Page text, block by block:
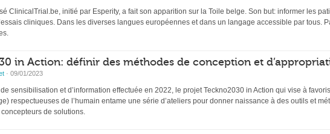
ClinicalTrial.be, initié par Esperity, a fait son apparition sur la Toile belge. Son but: informer les
cliniques. Dans les diverses langues européennes et dans un langage accessible par tous.
in Action: définir des méthodes de conception et
· 09/01/2023
sensibilisation et d’information effectuée en 2022, le projet Teckno2030 in Action qui vise à
respectueuses de l’humain entame une série d’ateliers pour donner naissance à des outils et
de solutions.